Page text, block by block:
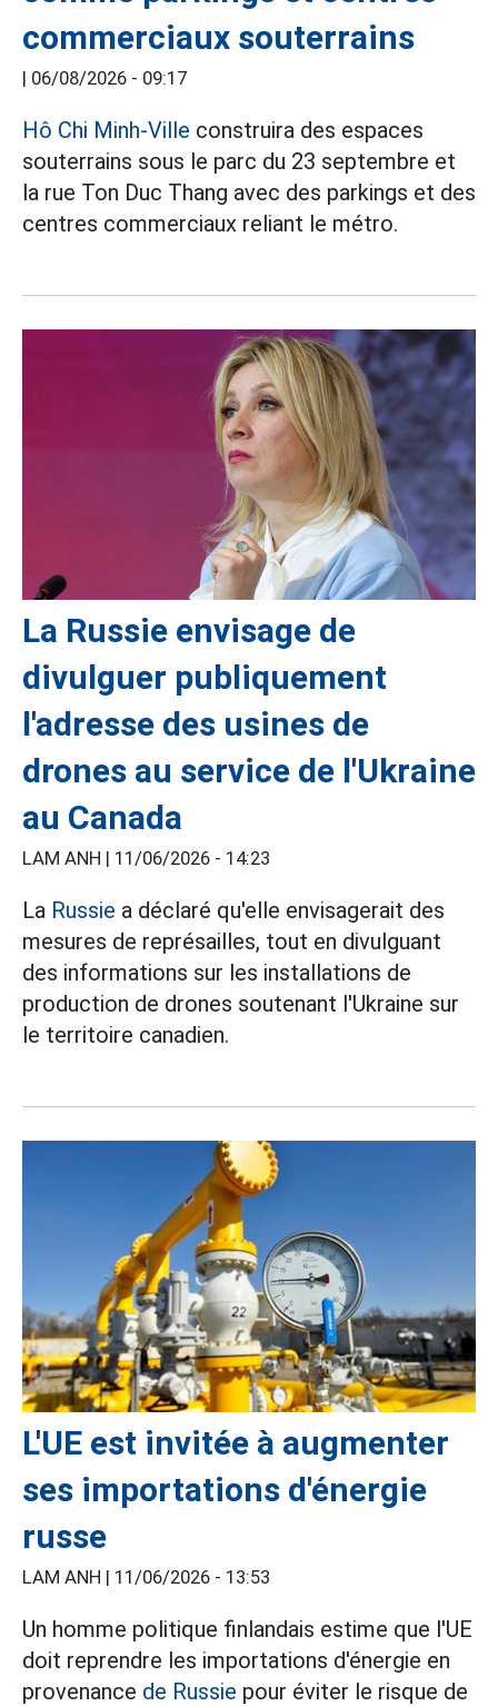
commerciaux souterrains
| 06/08/2026 - 09:17
Hô Chi Minh-Ville construira des espaces
souterrains sous le parc du 23 septembre et
la rue Ton Duc Thang avec des parkings et des
centres commerciaux reliant le métro.
La Russie envisage de
divulguer publiquement
l'adresse des usines de
drones au service de l'Ukraine
au Canada
LAM ANH | 11/06/2026 - 14:23
La Russie a déclaré qu'elle envisagerait des
mesures de représailles, tout en divulguant
des informations sur les installations de
production de drones soutenant l'Ukraine sur
le territoire canadien.
L'UE est invitée à augmenter
ses importations d'énergie
russe
LAM ANH | 11/06/2026 - 13:53
Un homme politique finlandais estime que l'UE
doit reprendre les importations d'énergie en
provenance de Russie pour éviter le risque de